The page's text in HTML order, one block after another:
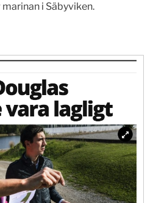
i Säbyviken.